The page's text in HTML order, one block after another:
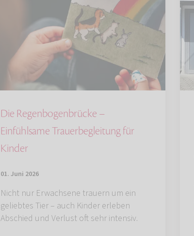
Die Regenbogenbrücke –
Einfühlsame Trauerbegleitung für
Kinder
01. Juni 2026
Nicht nur Erwachsene trauern um ein
geliebtes Tier – auch Kinder erleben
Abschied und Verlust oft sehr intensiv.